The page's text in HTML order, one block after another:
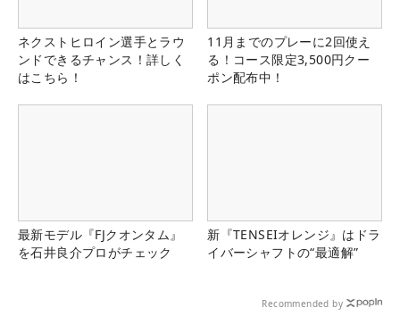
ネクストヒロイン選手とラウ
ンドできるチャンス！詳しく
はこちら！
11月までのプレーに2回使え
る！コース限定3,500円クー
ポン配布中！
最新モデル『FJクオンタム』
を石井良介プロがチェック
新『TENSEIオレンジ』はドラ
イバーシャフトの“最適解”
Recommended by